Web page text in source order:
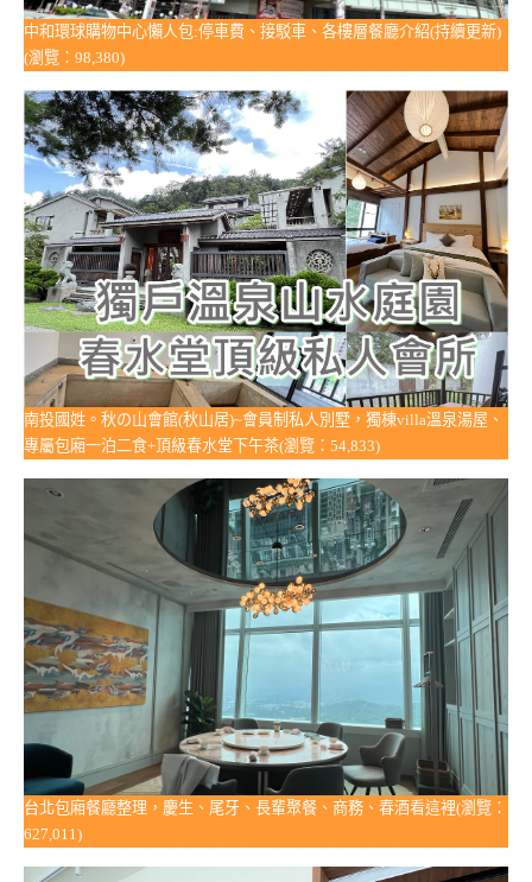
中和環球購物中心懶人包:停車費、接駁車、各樓層餐廳介紹(持續更新)
(瀏覽：98,380)
南投國姓。秋の山會館(秋山居)~會員制私人別墅，獨棟villa溫泉湯屋、
專屬包廂一泊二食+頂級春水堂下午茶(瀏覽：54,833)
台北包廂餐廳整理，慶生、尾牙、長輩聚餐、商務、春酒看這裡(瀏覽：
627,011)